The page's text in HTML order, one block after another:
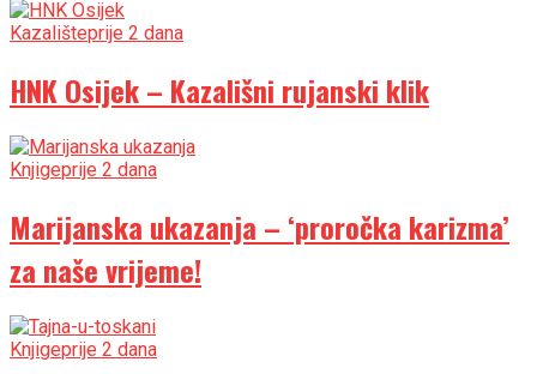
Kazališteprije 2 dana
HNK Osijek – Kazališni rujanski klik
Knjigeprije 2 dana
Marijanska ukazanja – ‘proročka karizma’
za naše vrijeme!
Knjigeprije 2 dana